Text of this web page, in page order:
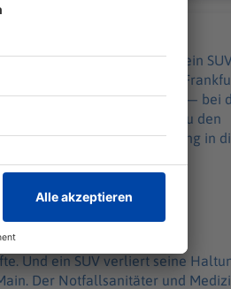
der Doppelhaushälfte. Und ein
dem Rettungswagen durch
Einsätze hinter sich — bei
in diesem
Und ein SUV verliert seine
Der Notfallsanitäter und